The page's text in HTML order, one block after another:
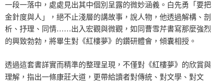
一段一落中，處處見出其中個別呈露的微妙涵義。白先勇「要把
金針度與人」，絕不止淺層的講故事，說人物，他透過解構、剖
析、抒理、同情……出入宏觀與微觀，如同曹雪芹書寫那麼強烈
的興致勃勃，將畢生對《紅樓夢》的鑽研體會，傾囊相授。
透過這套書詳實而精準的整理呈現，不僅對《紅樓夢》的欣賞與
理解，指出一條康莊大道，更帶給讀者對傳統、對文學、對文